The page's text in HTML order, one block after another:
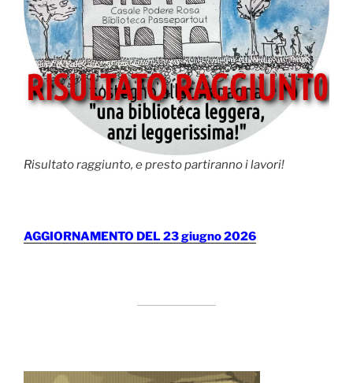
Risultato raggiunto, e presto partiranno i lavori!
AGGIORNAMENTO DEL 23 giugno 2026